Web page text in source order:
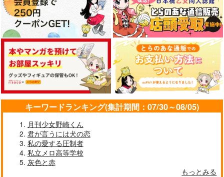
キーワードランキング(集計期間：07/30～08/05)
月刊少女野崎くん
君が言うには犬の恋
私の愛する圧制者
私立メロ高等学校
灰色と赤
もっとみる